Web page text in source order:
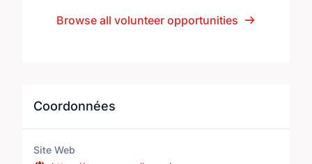
Browse all volunteer opportunities
Coordonnées
Site Web